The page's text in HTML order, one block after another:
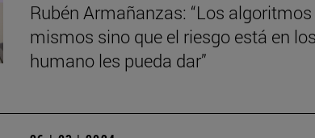
Rubén Armañanzas: “Los
mismos sino que el riesgo está en
humano les pueda dar”